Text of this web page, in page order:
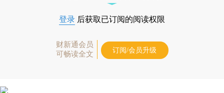
登录 后获取已订阅的阅读权限
财新通会员
可畅读全文
订阅/会员升级